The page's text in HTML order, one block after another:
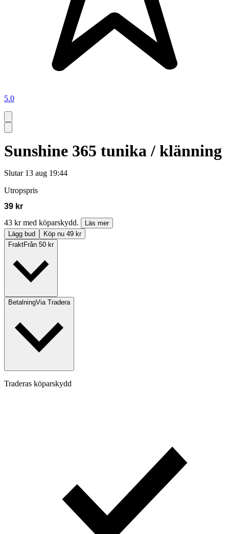
5.0
Sunshine 365 tunika / klänning
Slutar 13 aug 19:44
Utropspris
39 kr
43 kr med köparskydd.
Läs mer
Lägg bud
Köp nu 49 kr
FraktFrån 50 kr
BetalningVia Tradera
Traderas köparskydd